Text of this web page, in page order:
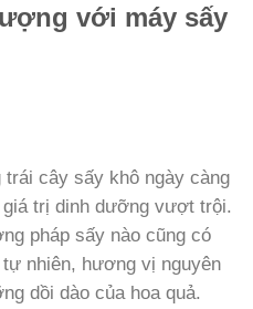
với máy sấy
cây sấy khô ngày càng
trị dinh dưỡng vượt trội.
pháp sấy nào cũng có
nhiên, hương vị nguyên
dồi dào của hoa quả.